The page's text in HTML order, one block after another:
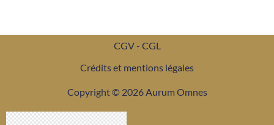
CGV - CGL
Crédits et mentions légales
Copyright © 2026 Aurum Omnes